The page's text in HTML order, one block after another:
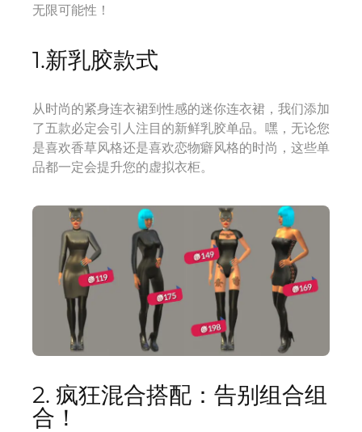
无限可能性！
1.新乳胶款式
从时尚的紧身连衣裙到性感的迷你连衣裙，我们添加
了五款必定会引人注目的新鲜乳胶单品。嘿，无论您
是喜欢香草风格还是喜欢恋物癖风格的时尚，这些单
品都一定会提升您的虚拟衣柜。
2. 疯狂混合搭配：告别组合组
合！